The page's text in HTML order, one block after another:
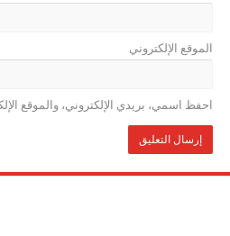
الموقع الإلكتروني
احفظ اسمي، بريدي الإلكتروني، والموقع